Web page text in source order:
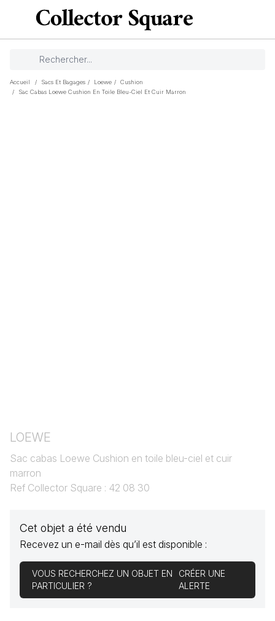
Accueil / Sacs Et Bagages / Loewe /
Cushion
/
Sac Cabas Loewe Cushion En Toile Bleu-Ciel Et Cuir Marron
LOEWE
Sac cabas Loewe Cushion en toile bleu-ciel et cuir
marron
Ref Collector Square : 42 08 30
Cet objet a été vendu
Recevez un e-mail dès qu’il est disponible :
VOUS RECHERCHEZ UN OBJET EN
PARTICULIER ?
CRÉER UNE
ALERTE